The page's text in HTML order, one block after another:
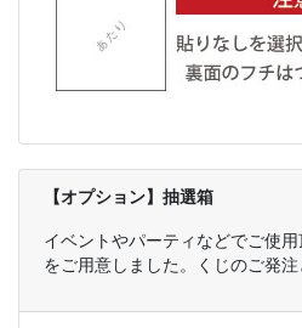
【オプション】抽選箱
イベントやパーティなどでご使
をご用意しました。くじのご発注